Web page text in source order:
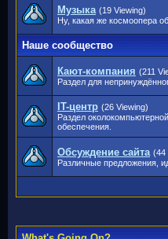
Музыка (19 Viewing)
Ну, какая же космоопера
Наше сообщество
Кают-компания (211
Раздел для
IT-центр (26 Viewing)
Раздел
обеспечения.
Обсуждение сайта (44
Различные предложения,